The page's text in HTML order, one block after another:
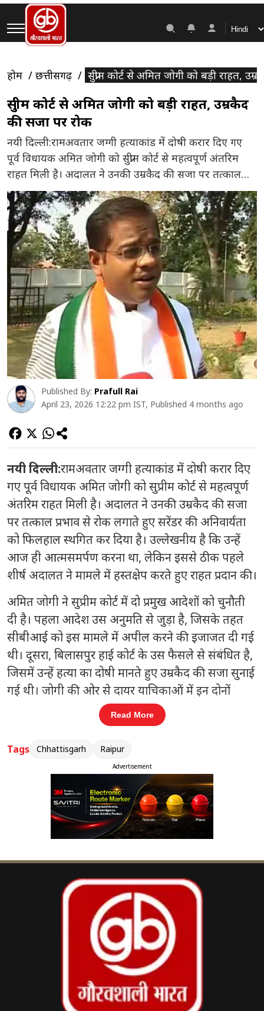
होम छत्तीसगढ़ सुप्रीम कोर्ट से अमित जोगी को बड़ी राहत,
सुप्रीम कोर्ट से अमित जोगी को बड़ी राहत, उम्रकैद
की सजा पर रोक
नयी दिल्ली:रामअवतार जग्गी हत्याकांड में दोषी करार दिए गए
पूर्व विधायक अमित जोगी को सुप्रीम कोर्ट से महत्वपूर्ण अंतरिम
राहत मिली है। अदालत ने उनकी उम्रकैद की सजा पर तत्काल
प्रभाव से रोक लगाते हुए सरेंडर की अनिवार्यता को फिलहाल
स्थगित कर दिया है। उल्लेखनीय है कि उन्हें आज ही आत्मसमर्पण
करना था, लेकिन इससे […]
Published By: Prafull Rai
April 23, 2026 12:22 pm IST, Published 4 months ago
नयी दिल्ली:रामअवतार जग्गी हत्याकांड में दोषी करार दिए
गए पूर्व विधायक अमित जोगी को सुप्रीम कोर्ट से महत्वपूर्ण
अंतरिम राहत मिली है। अदालत ने उनकी उम्रकैद की सजा
पर तत्काल प्रभाव से रोक लगाते हुए सरेंडर की अनिवार्यता
को फिलहाल स्थगित कर दिया है। उल्लेखनीय है कि उन्हें
आज ही आत्मसमर्पण करना था, लेकिन इससे ठीक पहले
शीर्ष अदालत ने मामले में हस्तक्षेप करते हुए राहत प्रदान की।
अमित जोगी ने सुप्रीम कोर्ट में दो प्रमुख आदेशों को चुनौती
दी है। पहला आदेश उस अनुमति से जुड़ा है, जिसके तहत
सीबीआई को इस मामले में अपील करने की इजाजत दी गई
थी। दूसरा, बिलासपुर हाई कोर्ट के उस फैसले से संबंधित है,
जिसमें उन्हें हत्या का दोषी मानते हुए उम्रकैद की सजा सुनाई
गई थी। जोगी की ओर से दायर याचिकाओं में इन दोनों
आदेशों को कानूनी आधार पर चुनौती दी गई है। सुप्रीम कोर्ट
की बेंच ने प्रारंभिक सुनवाई के दौरान दोनों पक्षों की दलीलों
पर विचार किया और मामले की गंभीरता को देखते हुए
फिलहाल जोगी को सरेंडर से छूट दे दी।
संबंधित खबरें
NEET-UG ओएमआर विवाद पर हाई
कोर्ट का फैसला, याचिका खारिज
इससे पहले बिलासपुर हाई कोर्ट ने अपने फैसले में अमित
जोगी की दोषसिद्धि को सही ठहराते हुए उनकी उम्रकैद की
सजा को बरकरार रखा था। साथ ही उन्हें 23 अप्रैल तक
सरेंडर करने का निर्देश भी दिया गया था। हालांकि, सुप्रीम
कोर्ट के ताजा आदेश के बाद उस निर्देश पर अस्थायी रूप से
Read More
Tags Chhattisgarh Raipur
Advertisement